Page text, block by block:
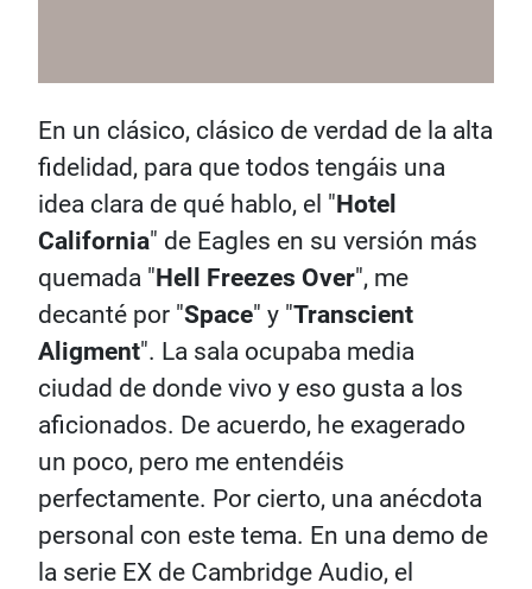
En un clásico, clásico de verdad de la alta
fidelidad, para que todos tengáis una
idea clara de qué hablo, el " Hotel
California" de Eagles en su versión más
quemada " Hell Freezes Over", me
decanté por "Space" y "Transcient
Aligment". La sala ocupaba media
ciudad de donde vivo y eso gusta a los
aficionados. De acuerdo, he exagerado
un poco, pero me entendéis
perfectamente. Por cierto, una anécdota
personal con este tema. En una demo de
la serie EX de Cambridge Audio, el